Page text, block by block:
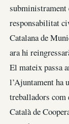
subministrament
responsabilitat
Catalana de
ara hi
El mateix passa
l’Ajuntament ha
treballadors com
Català de